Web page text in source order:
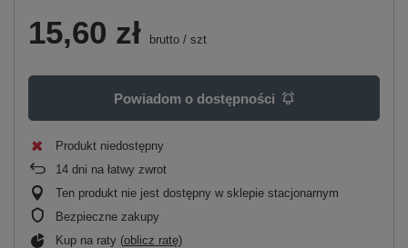
15,60 zł brutto / szt
Powiadom o dostępności
Produkt niedostępny
14 dni na łatwy zwrot
Ten produkt nie jest dostępny w sklepie stacjonarnym
Bezpieczne zakupy
Kup na raty (oblicz ratę)